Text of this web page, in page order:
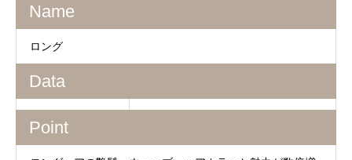
Name
ロング
Data
Point